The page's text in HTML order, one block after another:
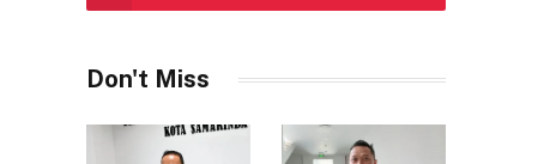
Don't Miss